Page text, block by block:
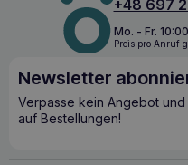
+48 697
Mo. - Fr.
Preis pro Anruf
Newsletter
Verpasse kein Angebot
auf Bestellungen!